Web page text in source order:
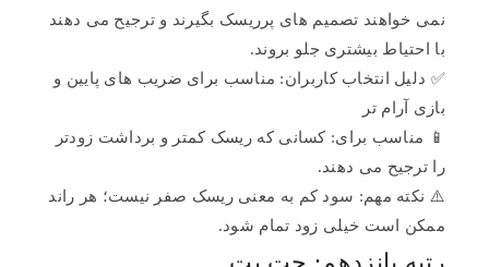
نمی خواهند تصمیم های پرریسک بگیرند و ترجیح می دهند
با احتیاط بیشتری جلو بروند.
✅ دلیل انتخاب کاربران: مناسب برای ضریب های پایین و
بازی آرام تر
📱 مناسب برای: کسانی که ریسک کمتر و برداشت زودتر
را ترجیح می دهند.
⚠️ نکته مهم: سود کم به معنی ریسک صفر نیست؛ هر راند
ممکن است خیلی زود تمام شود.